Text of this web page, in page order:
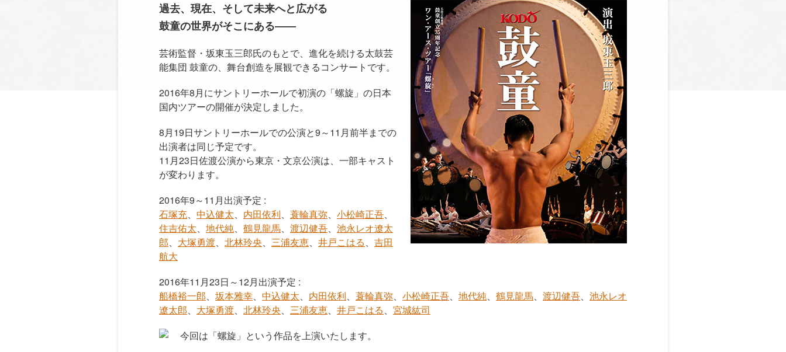
過去、現在、そして未来へと広がる
鼓童の世界がそこにある――
芸術監督・坂東玉三郎氏のもとで、進化を続ける太鼓芸
能集団 鼓童の、舞台創造を展観できるコンサートです。
2016年8月にサントリーホールで初演の「螺旋」の日本
国内ツアーの開催が決定しました。
8月19日サントリーホールでの公演と9～11月前半までの
出演者は同じ予定です。
11月23日佐渡公演から東京・文京公演は、一部キャスト
が変わります。
2016年9～11月出演予定 :
石塚充、 中込健太、 内田依利、 蓑輪真弥、 小松崎正吾、
住吉佑太、 地代純、 鶴見龍馬、 渡辺健吾、 池永レオ遼太
郎、 大塚勇渡、 北林玲央、 三浦友恵、 井戸こはる、 吉田
航大
2016年11月23日～12月出演予定 :
船橋裕一郎、 坂本雅幸、 中込健太、 内田依利、 蓑輪真弥、 小松崎正吾、 地代純、 鶴見龍馬、 渡辺健吾、 池永レオ
遼太郎、 大塚勇渡、 北林玲央、 三浦友恵、 井戸こはる、 宮城紘司
今回は「螺旋」という作品を上演いたします。